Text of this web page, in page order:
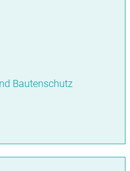
Bautenschutz